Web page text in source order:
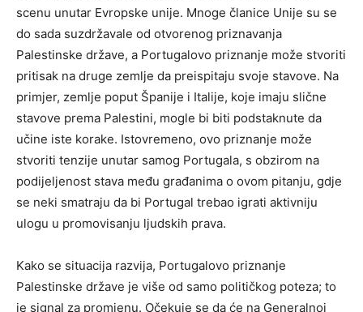
scenu unutar Evropske unije. Mnoge članice Unije su se
do sada suzdržavale od otvorenog priznavanja
Palestinske države, a Portugalovo priznanje može stvoriti
pritisak na druge zemlje da preispitaju svoje stavove. Na
primjer, zemlje poput Španije i Italije, koje imaju slične
stavove prema Palestini, mogle bi biti podstaknute da
učine iste korake. Istovremeno, ovo priznanje može
stvoriti tenzije unutar samog Portugala, s obzirom na
podijeljenost stava među građanima o ovom pitanju, gdje
se neki smatraju da bi Portugal trebao igrati aktivniju
ulogu u promovisanju ljudskih prava.
Kako se situacija razvija, Portugalovo priznanje
Palestinske države je više od samo političkog poteza; to
je signal za promjenu. Očekuje se da će na Generalnoj